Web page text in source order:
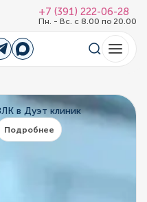
+7 (391) 222-06-28
Пн. - Вс. с 8.00 по 20.00
в Дуэт клиник
Подробнее